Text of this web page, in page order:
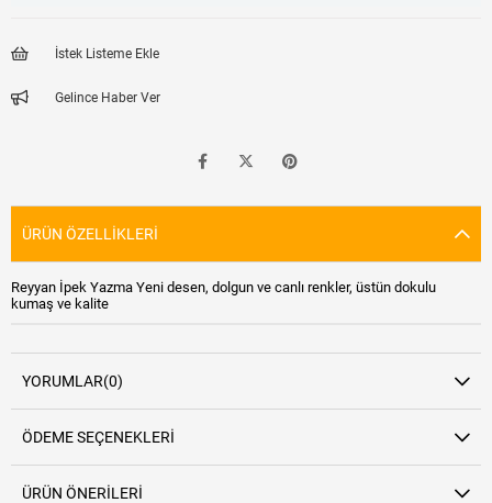
İstek Listeme Ekle
Gelince Haber Ver
ÜRÜN ÖZELLIKLERI
Reyyan İpek Yazma Yeni desen, dolgun ve canlı renkler, üstün dokulu
kumaş ve kalite
YORUMLAR(0)
ÖDEME SEÇENEKLERI
ÜRÜN ÖNERILERI